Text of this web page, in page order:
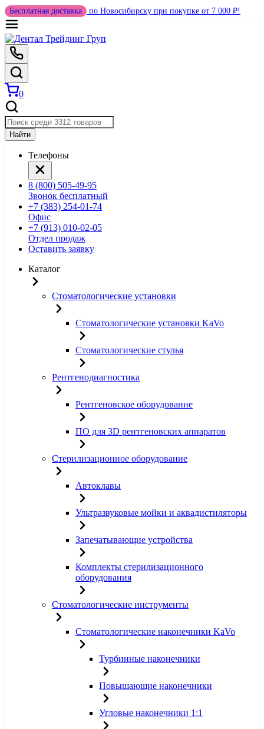
Бесплатная доставка по Новосибирску при покупке от 7 000 ₽!
0
Найти
Телефоны
8 (800) 505-49-95
Звонок бесплатный
+7 (383) 254-01-74
Офис
+7 (913) 010-02-05
Отдел продаж
Оставить заявку
Каталог
Стоматологические установки
Стоматологические установки KaVo
Стоматологические стулья
Рентгенодиагностика
Рентгеновское оборудование
ПО для 3D рентгеновских аппаратов
Стерилизационное оборудование
Автоклавы
Ультразвуковые мойки и аквадистиляторы
Запечатывающие устройства
Комплекты стерилизационного
оборудования
Стоматологические инструменты
Стоматологические наконечники KaVo
Турбинные наконечники
Повышающие наконечники
Угловые наконечники 1:1